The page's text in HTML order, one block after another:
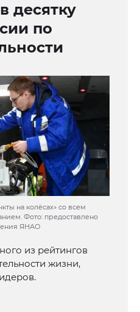
десятку
по
на колёсах» со всем
Фото: предоставлено
ЯНАО
из рейтингов
жизни,